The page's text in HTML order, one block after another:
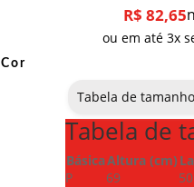
R$ 82,65
ou em até 3x
Cor
Tabela de
Tabela de
BásicaAltura (cm)
P
69
50